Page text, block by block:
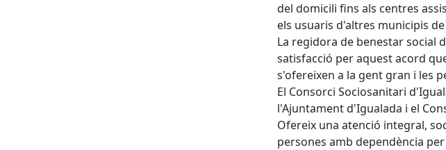
del domicili fins als centres
els usuaris d'altres municipis
La regidora de benestar social
satisfacció per aquest acord
s'ofereixen a la gent gran i les
El Consorci Sociosanitari
l'Ajuntament d'Igualada i el
Ofereix una atenció integral,
persones amb dependència